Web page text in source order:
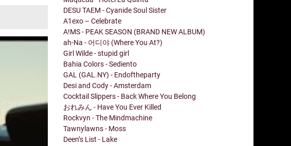
DESU TAEM - Cyanide Soul Sister
A1exo – Celebrate
A!MS - PEAK SEASON (BRAND NEW ALBUM)
ah-Na - 어디야 (Where You At?)
Girl Wilde - stupid girl
Bahia Colors - Sediento
GAL (GAL.NY) - Endoftheparty
Desi and Cody - Amsterdam
Cocktail Slippers - Back Where You Belong
おれみん - Have You Ever Killed
Rockvyn - The Mindmachine
Tawnylawns - Moss
Deen’s List - Lake